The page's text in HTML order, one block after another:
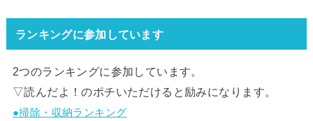
ランキングに参加しています
2つのランキングに参加しています。
▽読んだよ！のポチいただけると励みになります。
●掃除・収納ランキング